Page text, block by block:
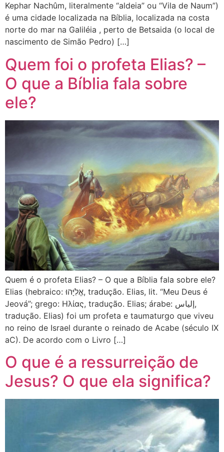
Kephar Nachûm, literalmente “aldeia” ou “Vila de Naum”)
é uma cidade localizada na Bíblia, localizada na costa
norte do mar na Galiléia , perto de Betsaida (o local de
nascimento de Simão Pedro) […]
Quem foi o profeta Elias? –
O que a Bíblia fala sobre
ele?
Quem é o profeta Elias? – O que a Bíblia fala sobre ele?
Elias (hebraico: אֱלִיָּהוּ, tradução. Elias, lit. “Meu Deus é
Jeová”; grego: Ηλίας, tradução. Elias; árabe: إلياس,
tradução. Elias) foi um profeta e taumaturgo que viveu
no reino de Israel durante o reinado de Acabe (século IX
aC). De acordo com o Livro […]
O que é a ressurreição de
Jesus? O que ela significa?